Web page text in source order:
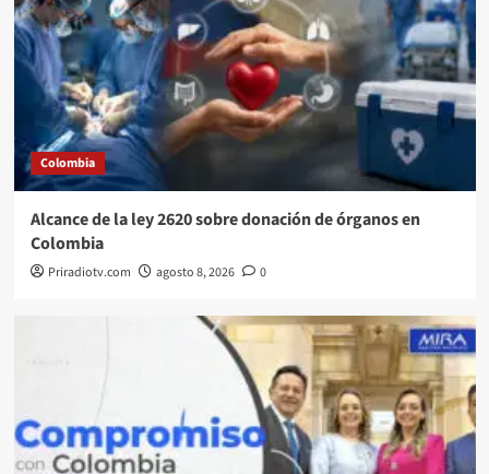
Colombia
Alcance de la ley 2620 sobre donación de órganos en
Colombia
Priradiotv.com agosto 8, 2026 0